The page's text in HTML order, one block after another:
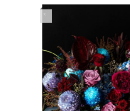
*